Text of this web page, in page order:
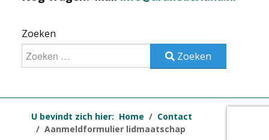
Zoeken
Zoeken
U bevindt zich hier: Home
Contact
Aanmeldformulier lidmaatschap